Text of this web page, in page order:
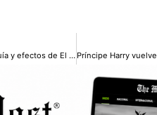
Colombia al borde de una crisis energética por sequía y efectos de El Niño